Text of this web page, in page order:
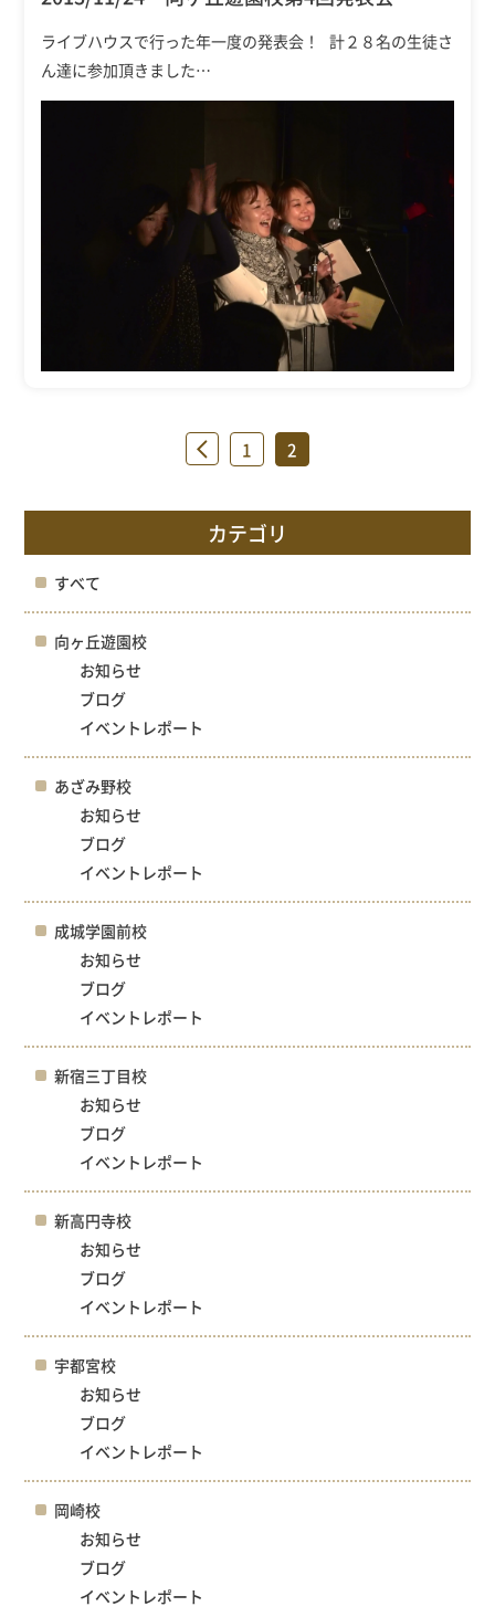
ライブハウスで行った年一度の発表会！ 計２８名の生徒さ
ん達に参加頂きました…
« 1 2
カテゴリ
すべて
向ヶ丘遊園校
お知らせ
ブログ
イベントレポート
あざみ野校
お知らせ
ブログ
イベントレポート
成城学園前校
お知らせ
ブログ
イベントレポート
新宿三丁目校
お知らせ
ブログ
イベントレポート
新高円寺校
お知らせ
ブログ
イベントレポート
宇都宮校
お知らせ
ブログ
イベントレポート
岡崎校
お知らせ
ブログ
イベントレポート